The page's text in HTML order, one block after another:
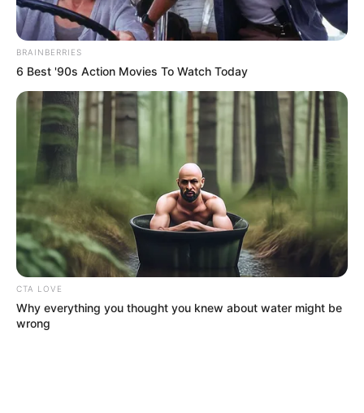
Tenemos todas las noticias que le
interesan. Para estar bien informado, por
favor, active las notificaciones de Alerta.
ACTIVAR AHORA
TEMAS DESTACADOS
RECIBO DEL AGUA
LOCALIDAD DE USAQUÉN
CUNDINAMARCA
DESAPARECIDOS
CORTES DE LUZ
LOCALIDAD DE ENGATIVÁ
REGIOTRAM DE OCCIDENTE
LOCALIDAD DE SUBA
BRAINBERRIES
6 Best '90s Action Movies To Watch Today
CTA LOVE
Why everything you thought you knew about water might be
wrong